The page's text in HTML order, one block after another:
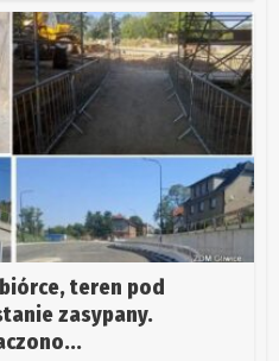
teren pod
zasypany.